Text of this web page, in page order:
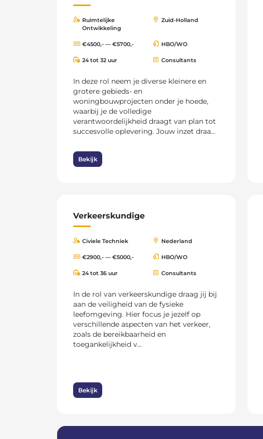
Ruimtelijke
Ontwikkeling
Zuid-Holland
€4500,- — €5700,- HBO/WO
24 tot 32 uur Consultants
In deze rol neem je diverse kleinere en
grotere gebieds- en
woningbouwprojecten onder je hoede,
waarbij je de volledige
verantwoordelijkheid draagt van plan tot
succesvolle oplevering. Jouw inzet draa...
Bekijk
Verkeerskundige
Civiele Techniek Nederland
€2900,- — €5000,- HBO/WO
24 tot 36 uur Consultants
In de rol van verkeerskundige draag jij bij
aan de veiligheid van de fysieke
leefomgeving. Hier focus je jezelf op
verschillende aspecten van het verkeer,
zoals de bereikbaarheid en
toegankelijkheid v...
Bekijk